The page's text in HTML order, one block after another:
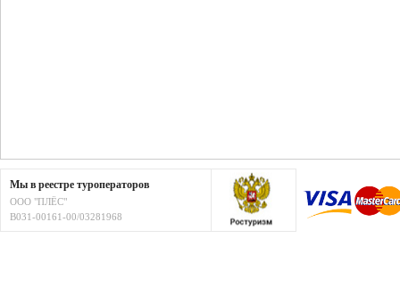
Мы в реестре туроператоров
ООО "ПЛЁС"
В031-00161-00/03281968